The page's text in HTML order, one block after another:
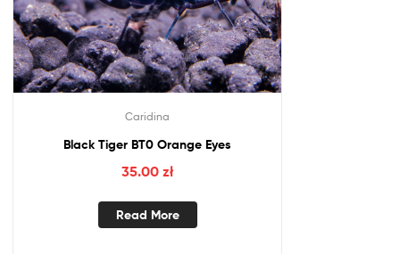
Caridina
Black Tiger BT0 Orange Eyes
35.00 zł
Read More